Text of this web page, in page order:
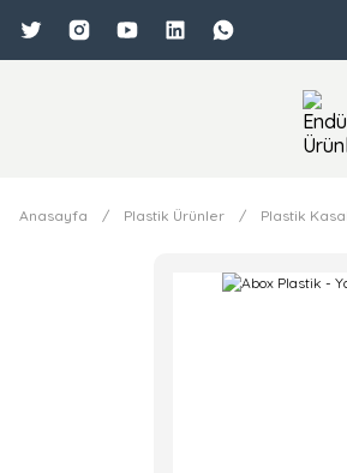
Anasayfa Plastik Ürünler Plastik